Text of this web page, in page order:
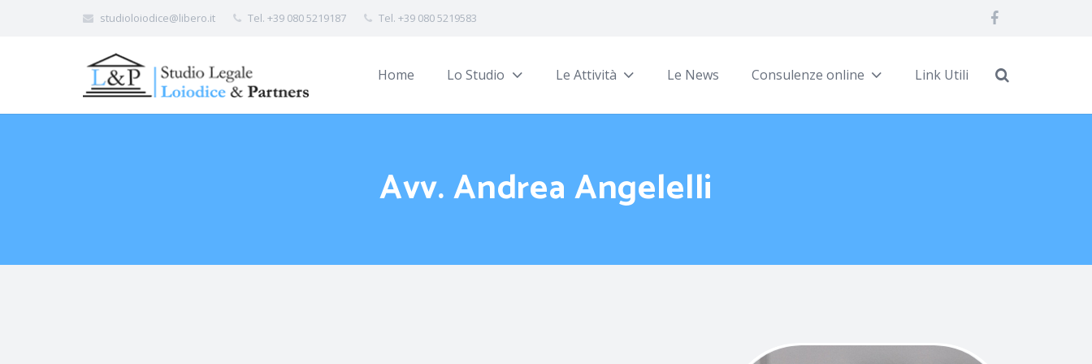
studioloiodice@libero.it Tel. +39 080 5219187 Tel. +39 080 5219583
Home Lo Studio Le Attività Le News Consulenze online Link Utili
Avv. Andrea Angelelli